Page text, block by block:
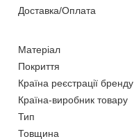
Доставка/Оплата
Матеріал
Покриття
Країна реєстрації бренду
Країна-виробник товару
Тип
Товщина